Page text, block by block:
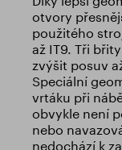
otvory
použitého
až IT9. Tři
zvýšit posuv
Speciální
vrtáku při
obvykle není
nebo
nedochází k